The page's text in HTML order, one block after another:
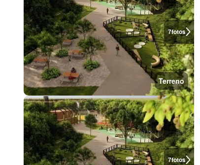
7fotos
Terreno
7fotos